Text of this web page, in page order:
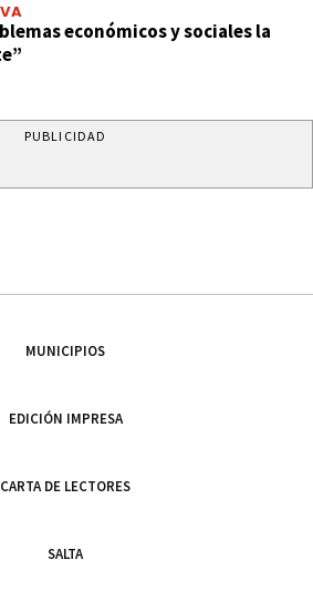
económicos y sociales la
PUBLICIDAD
MUNICIPIOS
EDICIÓN IMPRESA
CARTA DE LECTORES
SALTA